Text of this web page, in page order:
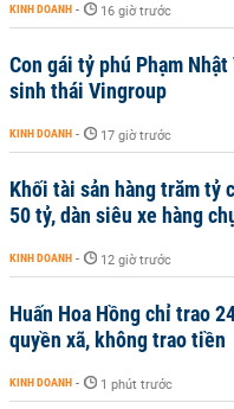
KINH DOANH - 16 giờ trước
Con gái tỷ phú Phạm
sinh thái Vingroup
KINH DOANH - 17 giờ trước
Khối tài sản hàng trăm tỷ
50 tỷ, dàn siêu xe hàng
KINH DOANH - 12 giờ trước
Huấn Hoa Hồng chỉ trao
quyền xã, không trao tiền
KINH DOANH - 1 phút trước